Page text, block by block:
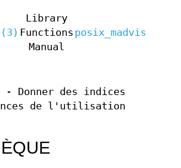
Library
Functions
Manual
posix_madvise(3)
- Donner des indices
de l'utilisation